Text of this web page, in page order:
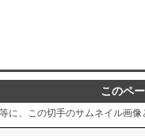
このペ
に、この切手のサムネイル画